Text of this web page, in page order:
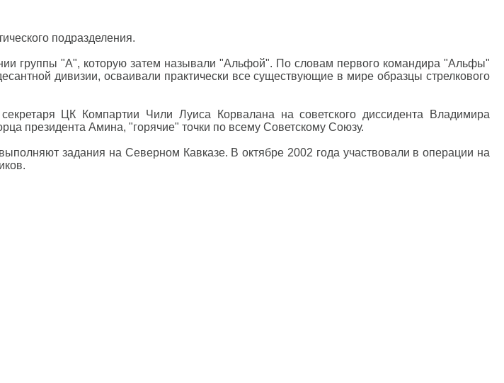
подразделения.
группы "А", которую затем называли "Альфой". По словам первого командира "Альфы"
дивизии, осваивали практически все существующие в мире образцы стрелкового
ЦК Компартии Чили Луиса Корвалана на советского диссидента Владимира
президента Амина, "горячие" точки по всему Советскому Союзу.
задания на Северном Кавказе. В октябре 2002 года участвовали в операции на